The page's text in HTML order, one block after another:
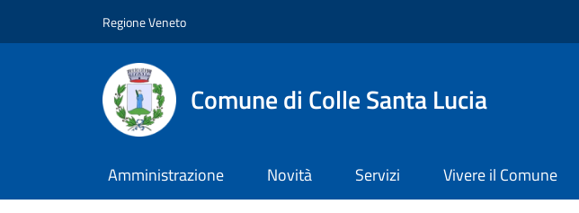
Regione Veneto
Comune di Colle Santa Lucia
Amministrazione Novità Servizi Vivere il Comune